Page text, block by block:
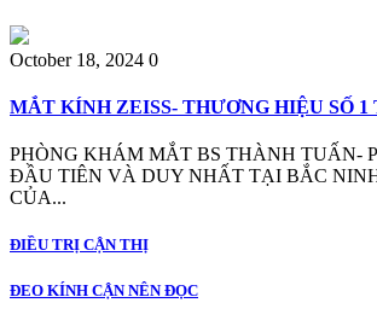
October 18, 2024 0
MẮT KÍNH ZEISS- THƯƠNG HIỆU SỐ 1
PHÒNG KHÁM MẮT BS THÀNH TUẤN-
ĐẦU TIÊN VÀ DUY NHẤT TẠI BẮC
CỦA...
ĐIỀU TRỊ CẬN THỊ
ĐEO KÍNH CẬN NÊN ĐỌC